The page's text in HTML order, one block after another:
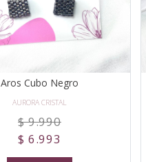
Aros Cubo Negro
AURORA CRISTAL
$ 9.990
$ 6.993